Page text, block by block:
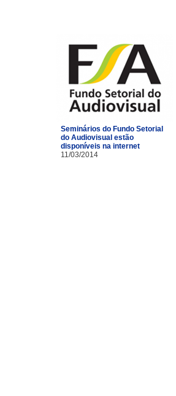
Seminários do Fundo Setorial
do Audiovisual estão
disponíveis na internet
11/03/2014